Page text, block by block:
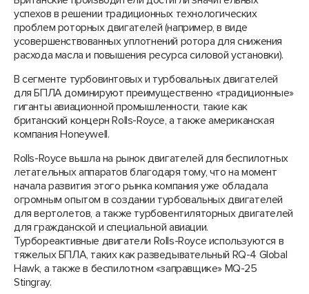
успехов в решении традиционных технологических
проблем роторных двигателей (например, в виде
усовершенствованных уплотнений ротора для снижения
расхода масла и повышения ресурса силовой установки).
В сегменте турбовинтовых и турбовальных двигателей
для БПЛА доминируют преимущественно «традиционные»
гиганты авиационной промышленности, такие как
британский концерн Rolls-Royce, а также американская
компания Honeywell.
Rolls-Royce вышла на рынок двигателей для беспилотных
летательных аппаратов благодаря тому, что на момент
начала развития этого рынка компания уже обладала
огромным опытом в создании турбовальных двигателей
для вертолетов, а также турбовентиляторных двигателей
для гражданской и специальной авиации.
Турбореактивные двигатели Rolls-Royce используются в
тяжелых БПЛА, таких как разведывательный RQ-4 Global
Hawk, а также в беспилотном «заправщике» MQ-25
Stingray.